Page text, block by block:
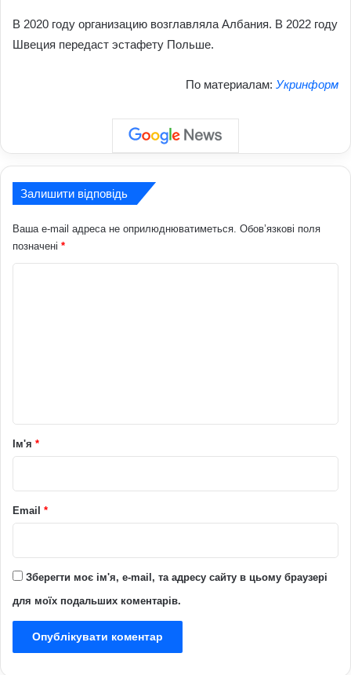
В 2020 году организацию возглавляла Албания. В 2022 году
Швеция передаст эстафету Польше.
По материалам: Укринформ
Залишити відповідь
Ваша e-mail адреса не оприлюднюватиметься. Обов’язкові поля
позначені *
рІм'я *
Email *
Зберегти моє ім'я, e-mail, та адресу сайту в цьому браузері
для моїх подальших коментарів.